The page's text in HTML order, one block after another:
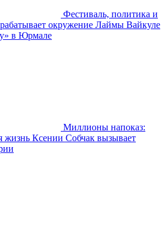
Фестиваль, политика и
окружение Лаймы Вайкуле
в Юрмале
Миллионы напоказ:
жизнь Ксении Собчак вызывает